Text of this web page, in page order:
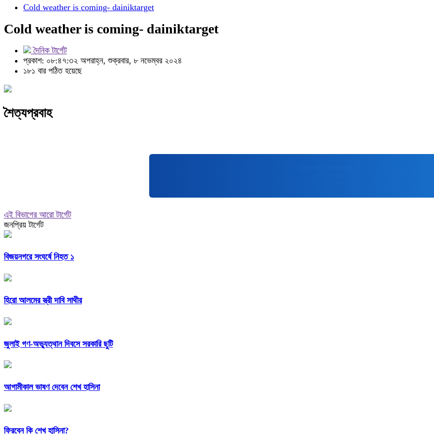
Cold weather is coming- dainiktarget
Cold weather is coming- dainiktarget
দৈনিক টার্গেট
প্রকাশ: ০৮:৪৭:৩২ অপরাহ্ন, শুক্রবার, ৮ নভেম্বর ২০২৪
১৮১ বার পঠিত হয়েছে
শৈত্যপ্রবাহ
এই বিভাগের আরো টার্গেট
জনপ্রিয় টার্গেট
বিজয়নগরে সংঘর্ষে নিহত ১
হিরো আলমের স্ত্রী দাবি সাথীর
জুলাই গণ-অভ্যুত্থান দিবসে সরকারি ছুটি
আগামীকাল ভাষণ দেবেন শেখ হাসিনা
ফিরবেন কি শেখ হাসিনা?